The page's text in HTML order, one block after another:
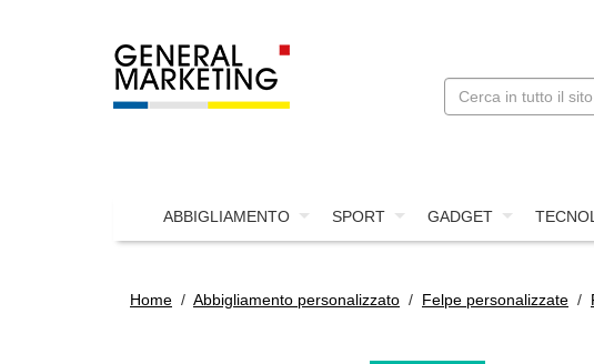
ABBIGLIAMENTO SPORT GADGET
Home / Abbigliamento personalizzato / Felpe personalizzate /